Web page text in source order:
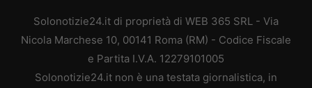
Solonotizie24.it di proprietà di WEB 365 SRL - Via
Nicola Marchese 10, 00141 Roma (RM) - Codice Fiscale
e Partita I.V.A. 12279101005
Solonotizie24.it non è una testata giornalistica, in